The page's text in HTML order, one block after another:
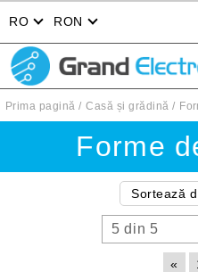
RO RON
Prima pagină Casă și grădină
Forme
«